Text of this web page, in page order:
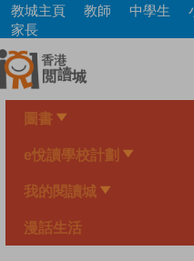
Skip
main
content
教城主頁 教師 中學生
家長
圖書
e悅讀學校計劃
我的閱讀城
漫話生活